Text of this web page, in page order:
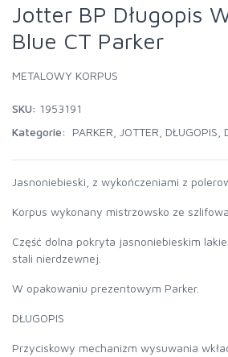
Jotter BP Długopis
Blue CT Parker
METALOWY KORPUS
SKU: 1953191
Kategorie:
PARKER JOTTER DŁUGOPIS
Jasnoniebieski, z wykończeniami z
Korpus wykonany mistrzowsko ze
Część dolna pokryta jasnoniebieskim
stali nierdzewnej.
W opakowaniu prezentowym Parker.
DŁUGOPIS
Przyciskowy mechanizm wysuwania